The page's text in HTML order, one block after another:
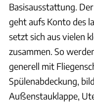
Basisausstattung.
geht aufs Konto des
setzt sich aus vielen
zusammen. So
generell mit
Spülenabdeckung,
Außenstauklappe,